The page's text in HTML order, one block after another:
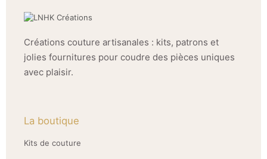
Créations couture artisanales : kits, patrons et
jolies fournitures pour coudre des pièces uniques
avec plaisir.
La boutique
Kits de couture